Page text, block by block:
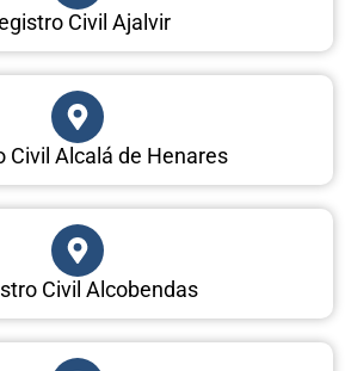
Civil Ajalvir
Civil Alcalá de Henares
Civil Alcobendas